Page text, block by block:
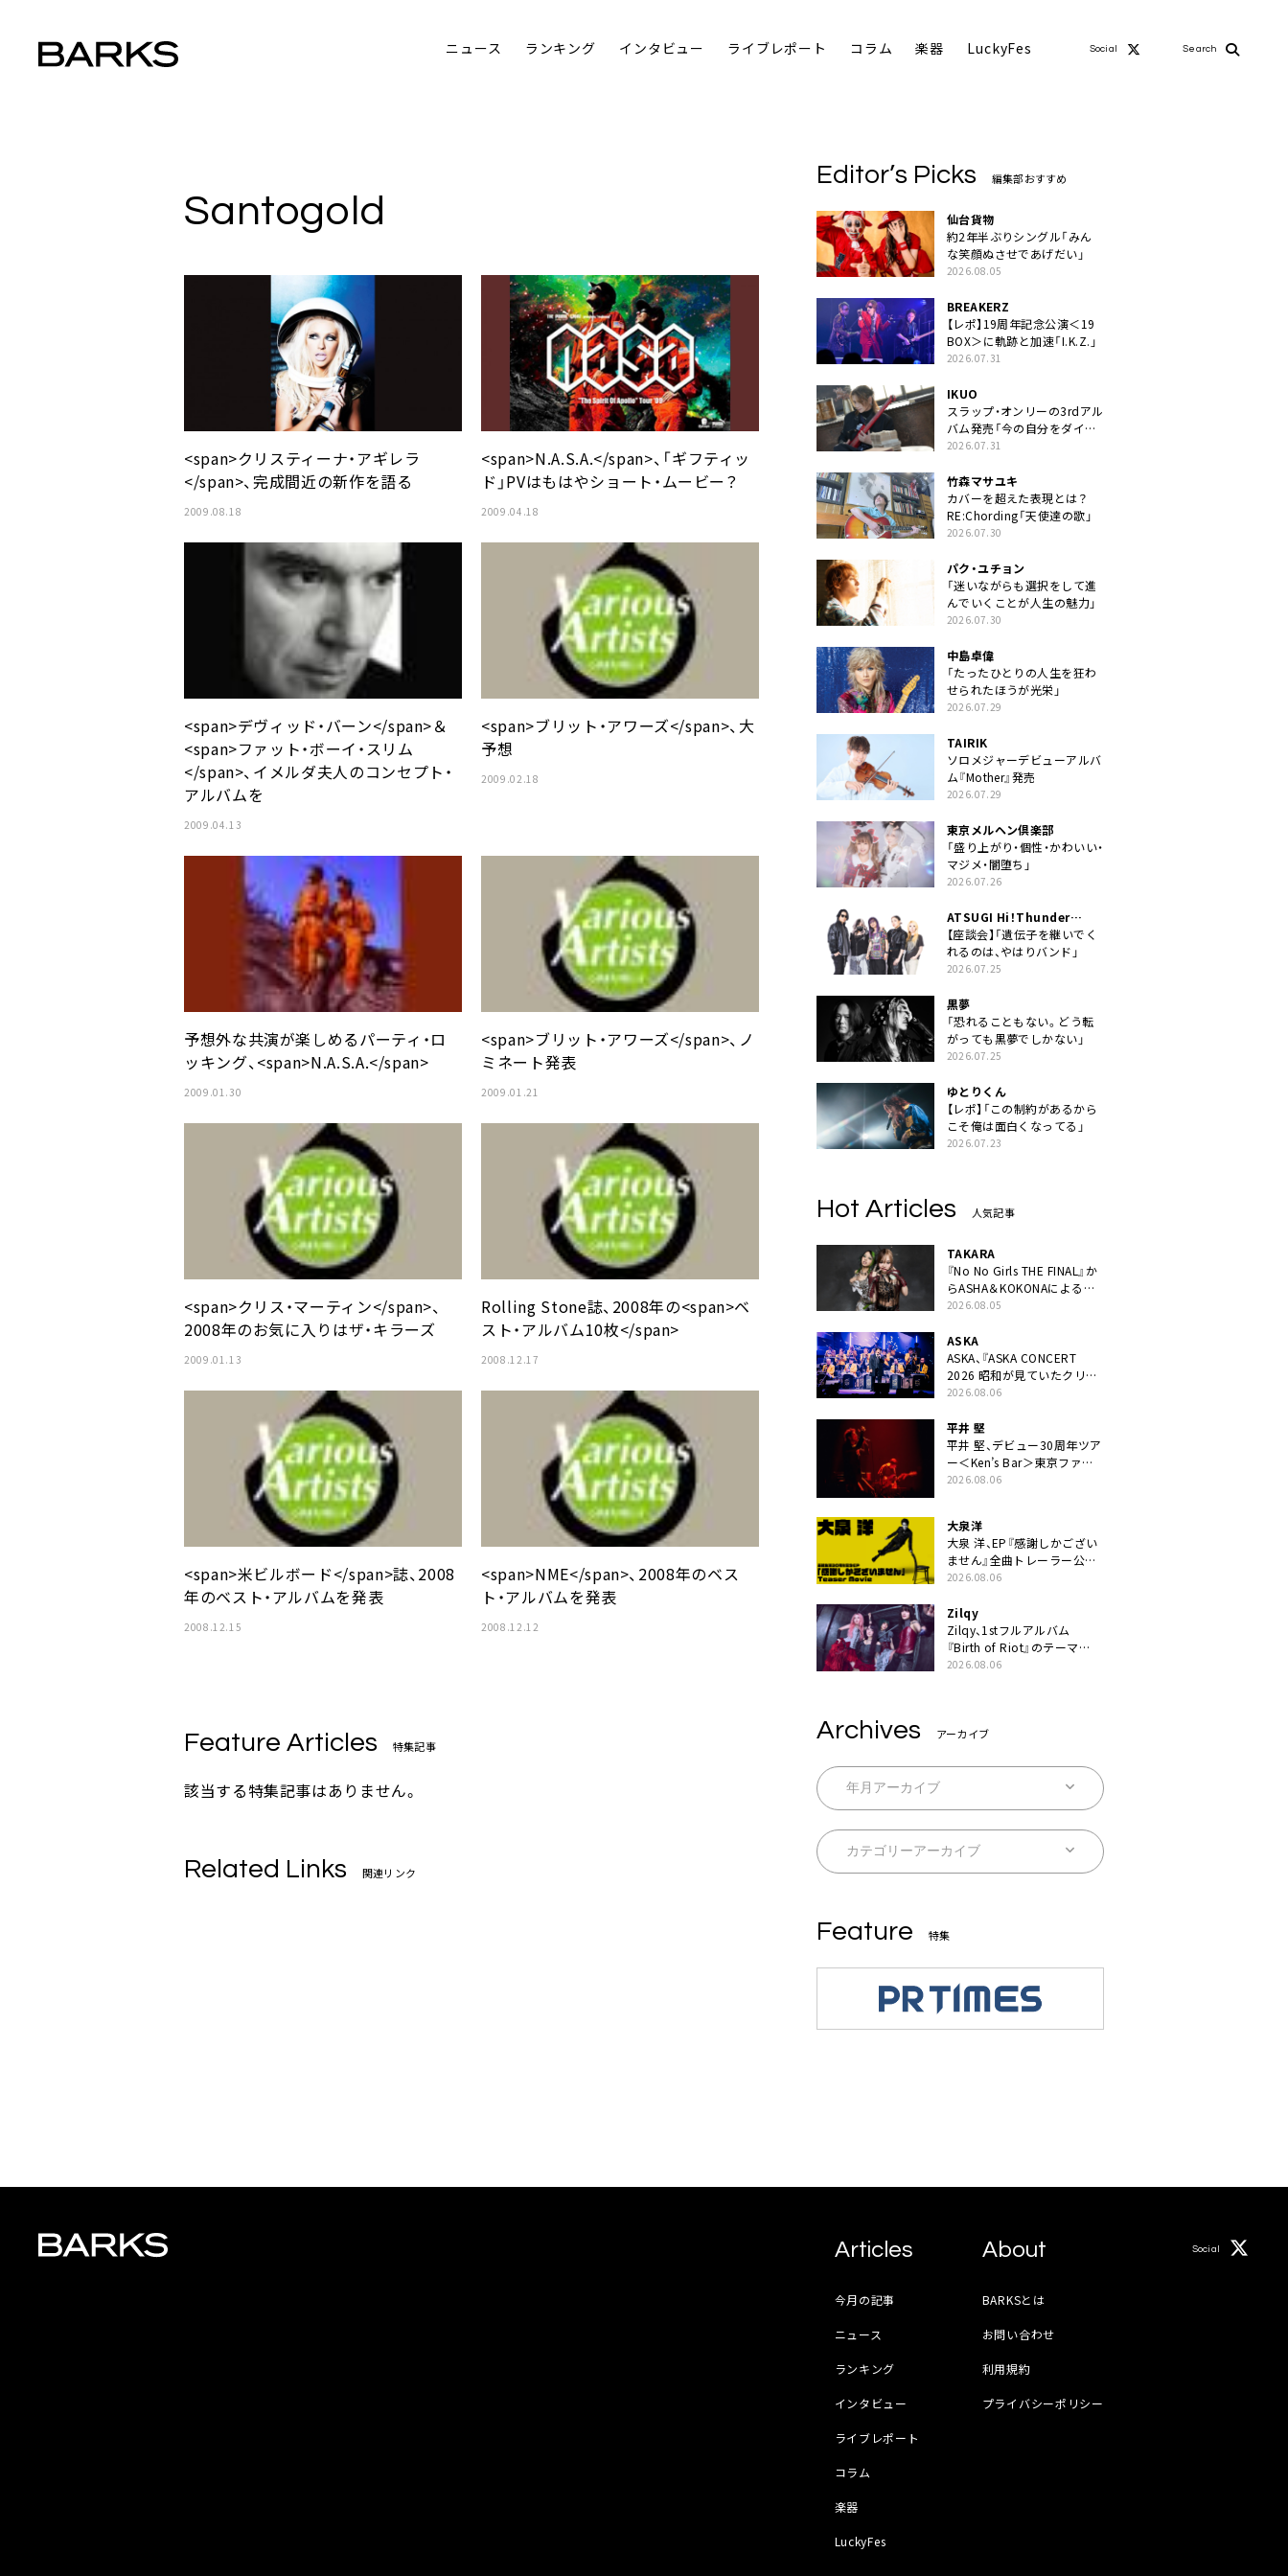
ニュース ランキング インタビュー ライブレポート コラム 楽器 LuckyFes Social Search
Santogold
<span>クリスティーナ・アギレラ
</span>、完成間近の新作を語る
2009.08.18
<span>N.A.S.A.</span>、「ギフティッ
ド」PVはもはやショート・ムービー？
2009.04.18
<span>デヴィッド・バーン</span>＆
<span>ファット・ボーイ・スリム
</span>、イメルダ夫人のコンセプト・
アルバムを
2009.04.13
<span>ブリット・アワーズ</span>、大
予想
2009.02.18
予想外な共演が楽しめるパーティ・ロ
ッキング、<span>N.A.S.A.</span>
2009.01.30
<span>ブリット・アワーズ</span>、ノ
ミネート発表
2009.01.21
<span>クリス・マーティン</span>、
2008年のお気に入りはザ・キラーズ
2009.01.13
Rolling Stone誌、2008年の<span>ベ
スト・アルバム10枚</span>
2008.12.17
<span>米ビルボード</span>誌、2008
年のベスト・アルバムを発表
2008.12.15
<span>NME</span>、2008年のベス
ト・アルバムを発表
2008.12.12
Feature Articles 特集記事
該当する特集記事はありません。
Related Links 関連リンク
Editor’s Picks 編集部おすすめ
仙台貨物
約2年半ぶりシングル「みん
な笑顔ぬさせであげだい」
2026.08.05
BREAKERZ
【レポ】19周年記念公演＜19
BOX＞に軌跡と加速「I.K.Z.」
2026.07.31
IKUO
スラップ・オンリーの3rdアル
バム発売「今の自分をダイレ
クトに」
2026.07.31
竹森マサユキ
カバーを超えた表現とは？
RE:Chording「天使達の歌」
2026.07.30
パク・ユチョン
「迷いながらも選択をして進
んでいくことが人生の魅力」
2026.07.30
中島卓偉
「たったひとりの人生を狂わ
せられたほうが光栄」
2026.07.29
TAIRIK
ソロメジャーデビューアルバ
ム『Mother』発売
2026.07.29
東京メルヘン倶楽部
「盛り上がり・個性・かわいい・
マジメ・闇堕ち」
2026.07.26
ATSUGI Hi！Thunder
Rock Festival
【座談会】「遺伝子を継いでく
れるのは、やはりバンド」
2026.07.25
黒夢
「恐れることもない。どう転
がっても黒夢でしかない」
2026.07.25
ゆとりくん
【レポ】「この制約があるから
こそ俺は面白くなってる」
2026.07.23
Hot Articles 人気記事
TAKARA
『No No Girls THE FINAL』か
らASHA＆KOKONAによるユ
ニット・TAKARAがデビュー
2026.08.05
ASKA
ASKA、『ASKA CONCERT
2026 昭和が見ていたクリス
マス!? 』発売＆上映決定
2026.08.06
平井 堅
平井 堅、デビュー30周年ツア
ー＜Ken’s Bar＞東京ファイ
ナル公演の映像商品化決定。
2026.08.06
大泉洋
大泉 洋、EP『感謝しかござい
ません』全曲トレーラー公
開。幾田りら書き下ろし曲や
による提供曲のレコーディン
グ映像の一部解禁も
2026.08.06
Zilqy
Zilqy、1stフルアルバム
『Birth of Riot』のテーマ
は“ヘヴィネスと普遍性の両
2026.08.06
Archives アーカイブ
Feature 特集
Articles
今月の記事
ニュース
ランキング
インタビュー
ライブレポート
コラム
楽器
LuckyFes
About
BARKSとは
お問い合わせ
利用規約
プライバシーポリシー
Social